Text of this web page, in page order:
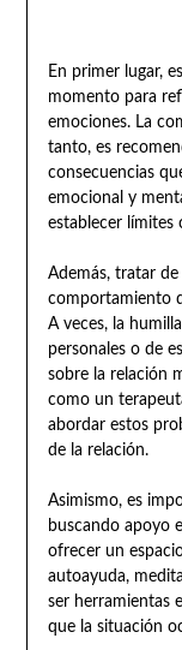
En primer lugar,
momento para
emociones. La
tanto, es
consecuencias
emocional y
establecer límites
Además, tratar de
comportamiento
A veces, la
personales o de
sobre la relación
como un
abordar estos
de la relación.
Asimismo, es
buscando apoyo
ofrecer un
autoayuda,
ser herramientas
que la situación